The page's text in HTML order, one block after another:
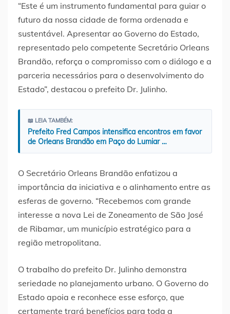
“Este é um instrumento fundamental para guiar o
futuro da nossa cidade de forma ordenada e
sustentável. Apresentar ao Governo do Estado,
representado pelo competente Secretário Orleans
Brandão, reforça o compromisso com o diálogo e a
parceria necessários para o desenvolvimento do
Estado”, destacou o prefeito Dr. Julinho.
📖 LEIA TAMBÉM:
Prefeito Fred Campos intensifica encontros em favor
de Orleans Brandão em Paço do Lumiar …
O Secretário Orleans Brandão enfatizou a
importância da iniciativa e o alinhamento entre as
esferas de governo. “Recebemos com grande
interesse a nova Lei de Zoneamento de São José
de Ribamar, um município estratégico para a
região metropolitana.
O trabalho do prefeito Dr. Julinho demonstra
seriedade no planejamento urbano. O Governo do
Estado apoia e reconhece esse esforço, que
certamente trará benefícios para toda a